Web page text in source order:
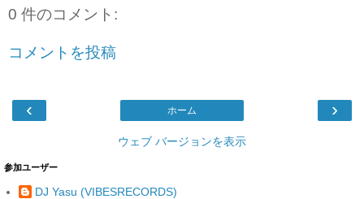
0 件のコメント:
コメントを投稿
‹ ›
ホーム
ウェブ バージョンを表示
参加ユーザー
DJ Yasu (VIBESRECORDS)